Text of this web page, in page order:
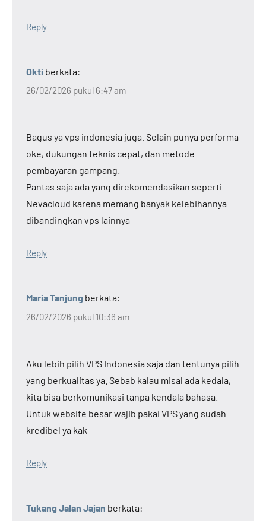
Reply
Okti berkata:
26/02/2026 pukul 6:47 am
Bagus ya vps indonesia juga. Selain punya performa
oke, dukungan teknis cepat, dan metode
pembayaran gampang.
Pantas saja ada yang direkomendasikan seperti
Nevacloud karena memang banyak kelebihannya
dibandingkan vps lainnya
Reply
Maria Tanjung berkata:
26/02/2026 pukul 10:36 am
Aku lebih pilih VPS Indonesia saja dan tentunya pilih
yang berkualitas ya. Sebab kalau misal ada kedala,
kita bisa berkomunikasi tanpa kendala bahasa.
Untuk website besar wajib pakai VPS yang sudah
kredibel ya kak
Reply
Tukang Jalan Jajan berkata: